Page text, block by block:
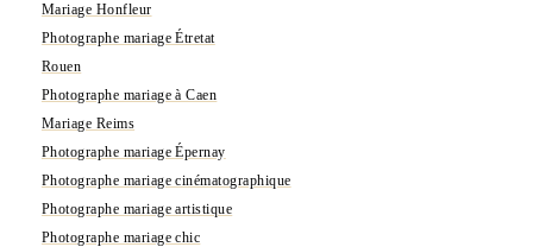
Mariage Honfleur
Photographe mariage Étretat
Rouen
Photographe mariage à Caen
Mariage Reims
Photographe mariage Épernay
Photographe mariage cinématographique
Photographe mariage artistique
Photographe mariage chic